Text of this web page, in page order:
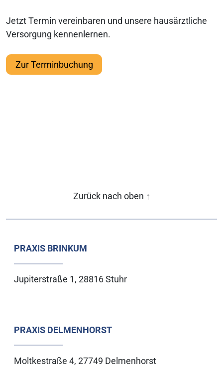
Jetzt Termin vereinbaren und unsere hausärztliche
Versorgung kennenlernen.
Zur Terminbuchung
Zurück nach oben ↑
PRAXIS BRINKUM
Jupiterstraße 1, 28816 Stuhr
PRAXIS DELMENHORST
Moltkestraße 4, 27749 Delmenhorst